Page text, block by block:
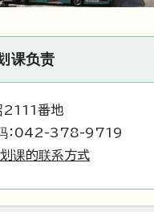
课负责
番地
：042-378-9719
课的联系方式